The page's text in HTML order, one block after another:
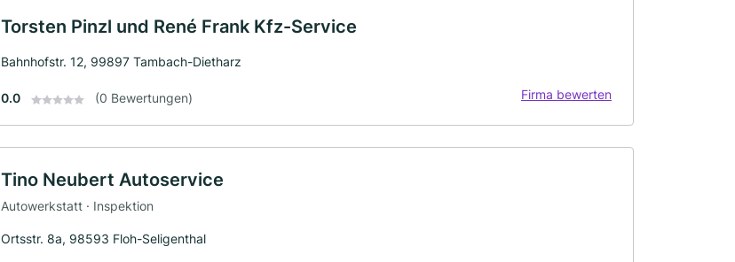
Torsten Pinzl und René Frank Kfz-Service
Bahnhofstr. 12, 99897 Tambach-Dietharz
0.0 (0 Bewertungen) Firma bewerten
Tino Neubert Autoservice
Autowerkstatt · Inspektion
Ortsstr. 8a, 98593 Floh-Seligenthal